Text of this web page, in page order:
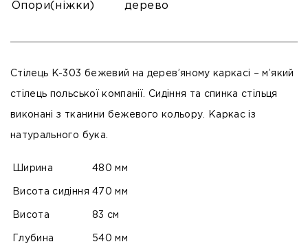
Опори(ніжки) дерево
Стілець K-303 бежевий на дерев’яному каркасі – м’який
стілець польської компанії. Сидіння та спинка стільця
виконані з тканини бежевого кольору. Каркас із
натурального бука.
Ширина 480 мм
Висота сидіння 470 мм
Висота 83 см
Глубина 540 мм